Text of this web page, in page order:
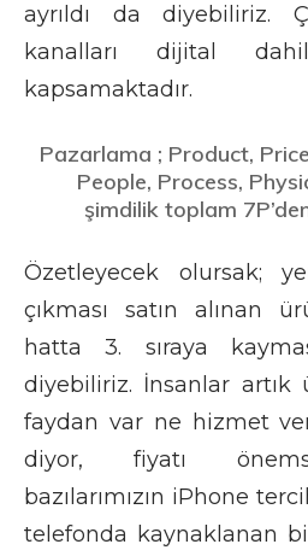
ayrıldı da diyebiliriz.
kanalları dijital
kapsamaktadır.
Pazarlama ; Product, P
People, Process, P
şimdilik toplam
Özetleyecek olursak;
çıkması satın alınan
hatta 3. sıraya
diyebiliriz. İnsanlar
faydan var ne hizmet
diyor, fiyatı
bazılarımızın iPhone
telefonda kaynaklanan